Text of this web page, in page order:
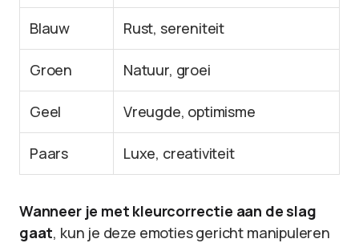
Blauw Rust, sereniteit
Groen Natuur, groei
Geel Vreugde, optimisme
Paars Luxe, creativiteit
Wanneer je met kleurcorrectie aan de slag
gaat, kun je deze emoties gericht manipuleren